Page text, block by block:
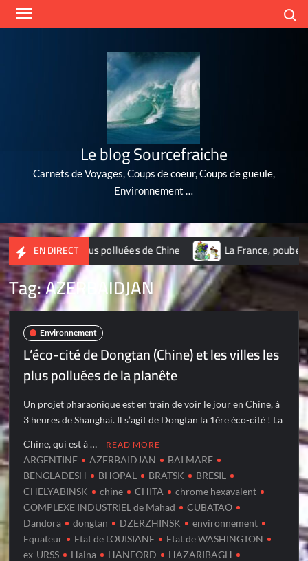
Skip
Le blog Sourcefraiche
Carnets de Voyages, Coups de coeur, Coups de gueule,
Environnement …
EN DIRECT
10 villes les plus polluées de Chine La France, poubelle
Tag:AZERBAIDJAN
Environnement
L’éco-cité de Dongtan (Chine) et les villes les
plus polluées de la planête
Un projet pharaonique est en train de voir le jour en Chine, à
3 heures de Shanghai. Il s’agit de Dongtan la 1ére éco-cité ! La
Chine, qui est à … READ MORE
ARGENTINE AZERBAIDJAN
BAI MARE
BENGLADESH
BHOPAL BRATSK
BRESIL
CHELYABINSK
chine CHITA
chrome hexavalent
COMPLEXE INDUSTRIEL de Mahad
CUBATAO
Dandora
dongtan DZERZHINSK
environnement
Equateur
Etat de LOUISIANE
Etat de WASHINGTON
ex-URSS
Haina HANFORD
HAZARIBAGH